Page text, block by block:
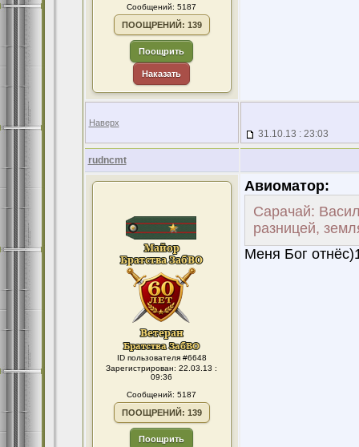
Сообщений: 5187
ПООЩРЕНИЙ: 139
Поощрить
Наказать
Наверх
31.10.13 : 23:03
rudncmt
ID пользователя #6648
Зарегистрирован: 22.03.13 :
09:36
Сообщений: 5187
ПООЩРЕНИЙ: 139
Поощрить
Авиоматор:
Сарачай:
разницей,
Меня Бог